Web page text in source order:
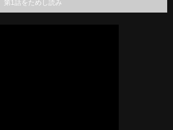
第1話をためし読み